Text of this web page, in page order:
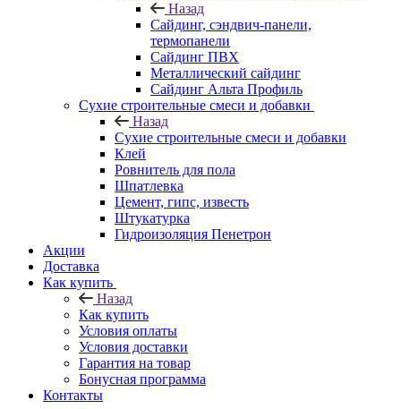
Назад
Cайдинг, сэндвич-панели,
термопанели
Сайдинг ПВХ
Металлический сайдинг
Сайдинг Альта Профиль
Сухие строительные смеси и добавки
Назад
Сухие строительные смеси и добавки
Клей
Ровнитель для пола
Шпатлевка
Цемент, гипс, известь
Штукатурка
Гидроизоляция Пенетрон
Акции
Доставка
Как купить
Назад
Как купить
Условия оплаты
Условия доставки
Гарантия на товар
Бонусная программа
Контакты